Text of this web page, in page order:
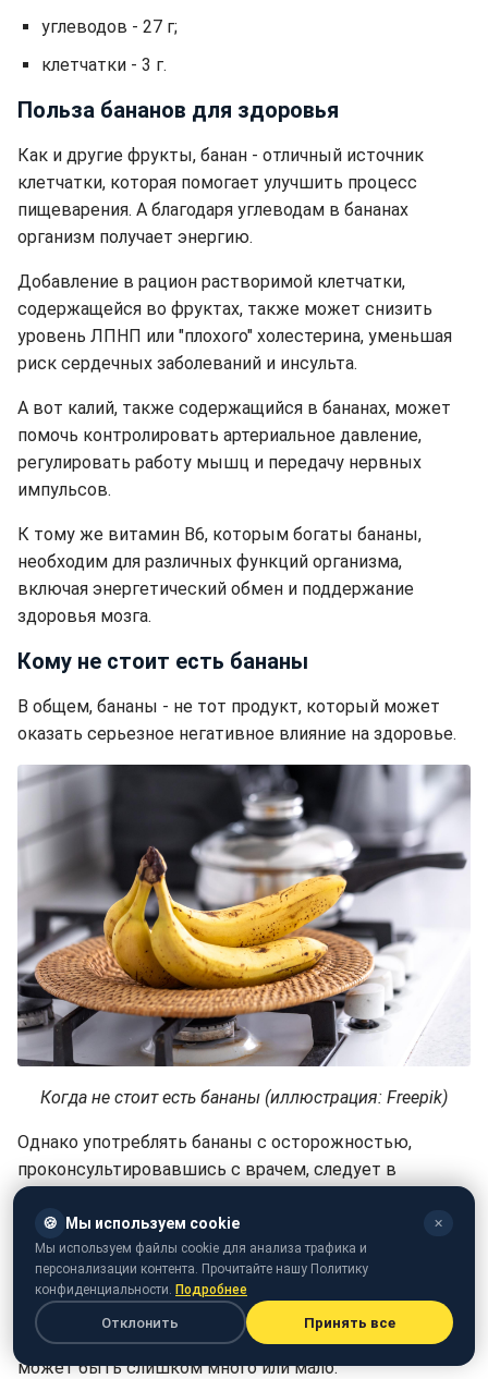
углеводов - 27 г;
клетчатки - 3 г.
Польза бананов для здоровья
Как и другие фрукты, банан - отличный источник
клетчатки, которая помогает улучшить процесс
пищеварения. А благодаря углеводам в бананах
организм получает энергию.
Добавление в рацион растворимой клетчатки,
содержащейся во фруктах, также может снизить
уровень ЛПНП или "плохого" холестерина, уменьшая
риск сердечных заболеваний и инсульта.
А вот калий, также содержащийся в бананах, может
помочь контролировать артериальное давление,
регулировать работу мышц и передачу нервных
импульсов.
К тому же витамин B6, которым богаты бананы,
необходим для различных функций организма,
включая энергетический обмен и поддержание
здоровья мозга.
Кому не стоит есть бананы
В общем, бананы - не тот продукт, который может
оказать серьезное негативное влияние на здоровье.
Когда не стоит есть бананы (иллюстрация: Freepik)
Однако употреблять бананы с осторожностью,
проконсультировавшись с врачем, следует в
следующих случаях:
Болезни почек
В этом случае риски связаны с повышенным
уровнем калия в крови. Бананы содержат калий -
минерал, которого у людей с заболеваниями почек
может быть слишком много или мало.
🍪 Мы используем cookie ✕
Мы используем файлы cookie для анализа трафика и
персонализации контента. Прочитайте нашу Политику
конфиденциальности. Подробнее
Отклонить Принять все